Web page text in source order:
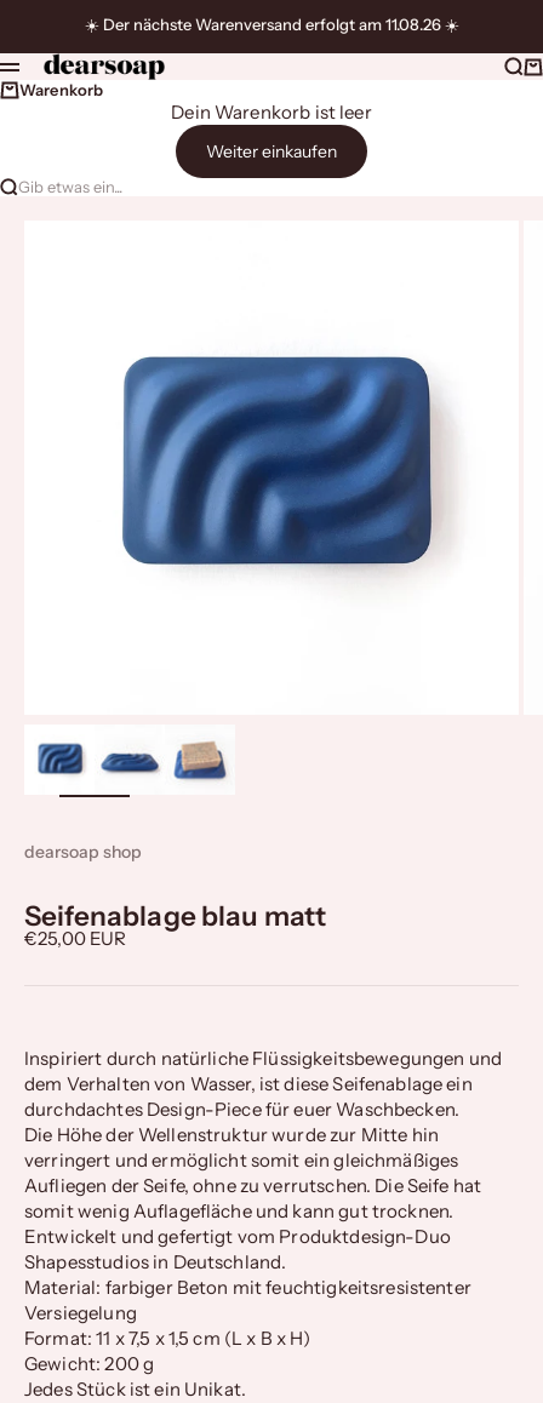
☀️ Der nächste Warenversand erfolgt am 11.08.26 ☀️
dearsoap
Menü
Warenkorb
Dein Warenkorb ist leer
Weiter einkaufen
Gib etwas ein...
vergrößern
dearsoap shop
Seifenablage blau matt
Angebot
€25,00 EUR
Inspiriert durch natürliche Flüssigkeitsbewegungen und
dem Verhalten von Wasser, ist diese Seifenablage ein
durchdachtes Design-Piece für euer Waschbecken.
Die Höhe der Wellenstruktur wurde zur Mitte hin
verringert und ermöglicht somit ein gleichmäßiges
Aufliegen der Seife, ohne zu verrutschen. Die Seife hat
somit wenig Auflagefläche und kann gut trocknen.
Entwickelt und gefertigt vom Produktdesign-Duo
Shapesstudios in Deutschland.
Material: farbiger Beton mit feuchtigkeitsresistenter
Versiegelung
Format: 11 x 7,5 x 1,5 cm (L x B x H)
Gewicht: 200 g
Jedes Stück ist ein Unikat.